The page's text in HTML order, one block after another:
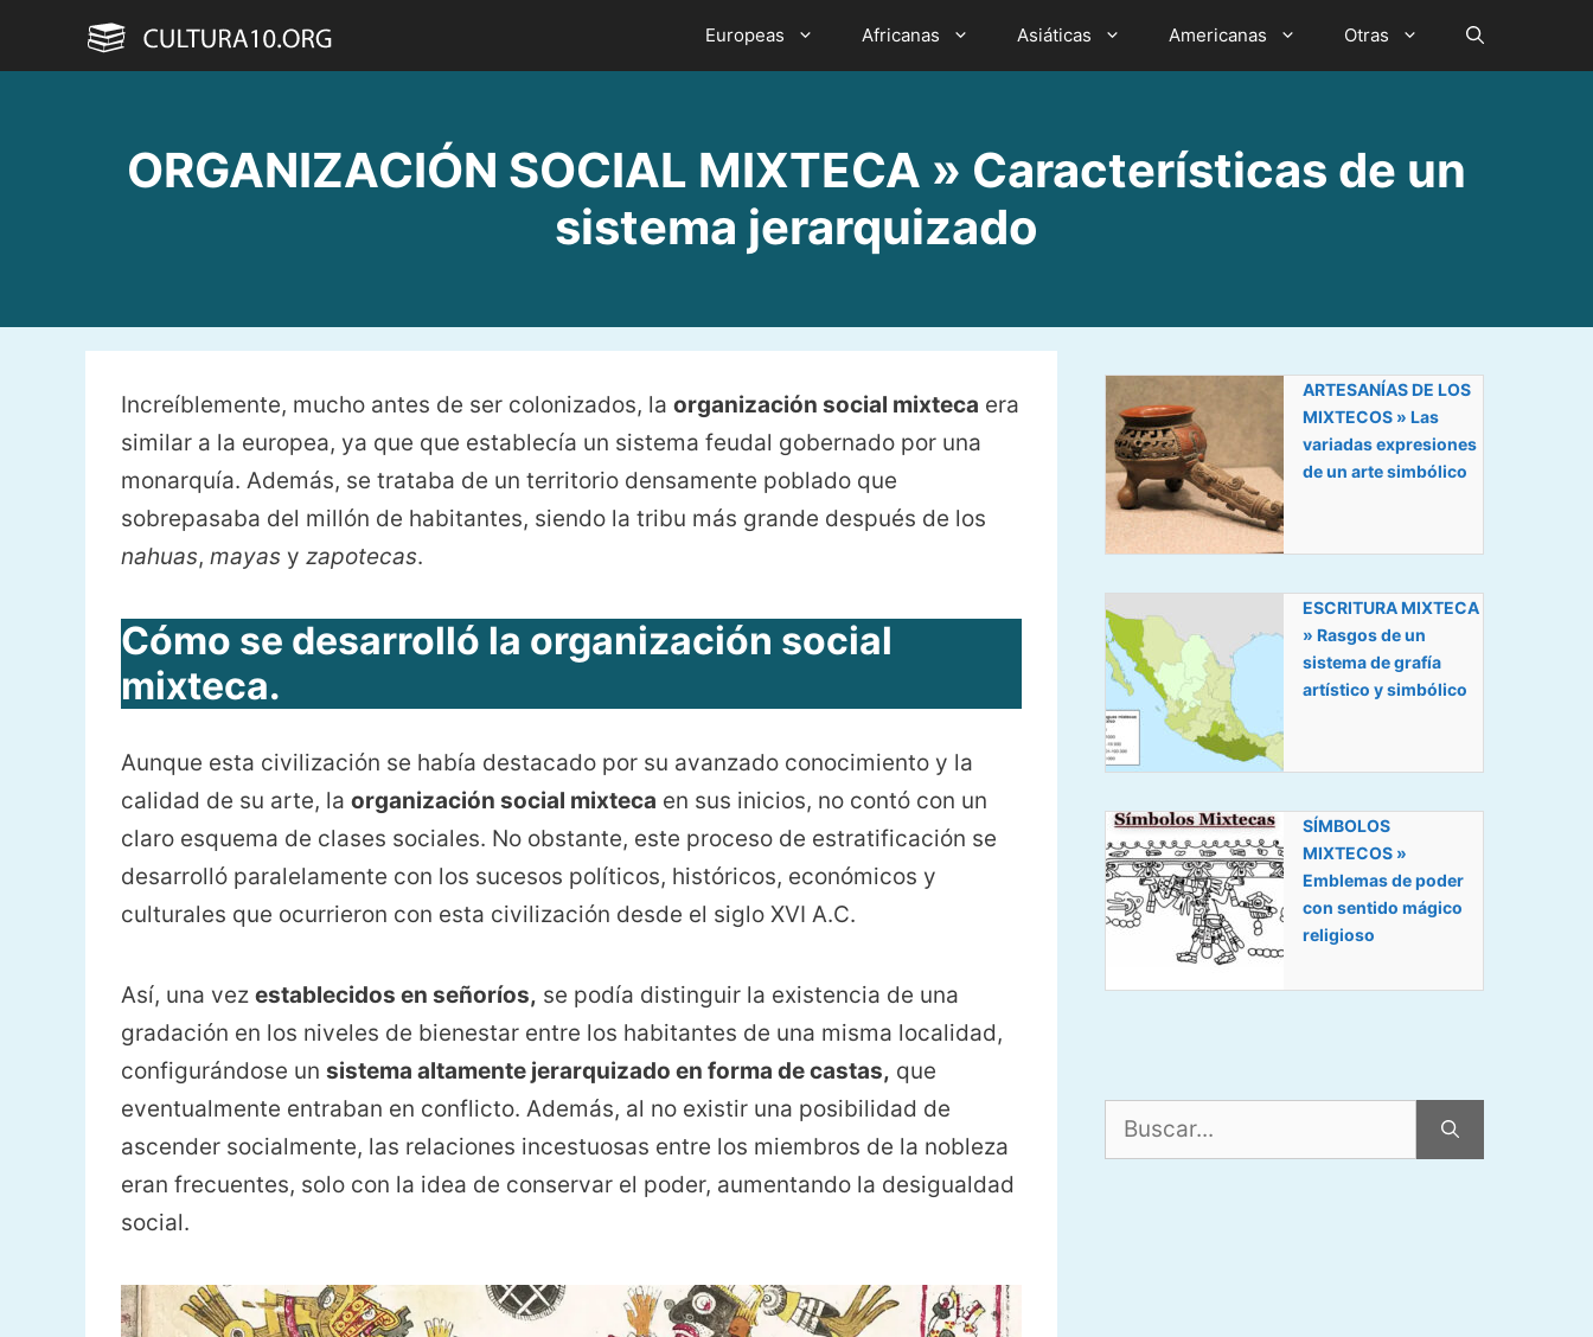
Europeas Africanas Asiáticas Americanas Otras
ORGANIZACIÓN SOCIAL MIXTECA » Características de un
sistema jerarquizado
Increíblemente, mucho antes de ser colonizados, la organización social mixteca era
similar a la europea, ya que que establecía un sistema feudal gobernado por una
monarquía. Además, se trataba de un territorio densamente poblado que
sobrepasaba del millón de habitantes, siendo la tribu más grande después de los
nahuas, mayas y zapotecas.
Cómo se desarrolló la organización social
mixteca.
Aunque esta civilización se había destacado por su avanzado conocimiento y la
calidad de su arte, la organización social mixteca en sus inicios, no contó con un
claro esquema de clases sociales. No obstante, este proceso de estratificación se
desarrolló paralelamente con los sucesos políticos, históricos, económicos y
culturales que ocurrieron con esta civilización desde el siglo XVI A.C.
Así, una vez establecidos en señoríos, se podía distinguir la existencia de una
gradación en los niveles de bienestar entre los habitantes de una misma localidad,
configurándose un sistema altamente jerarquizado en forma de castas, que
eventualmente entraban en conflicto. Además, al no existir una posibilidad de
ascender socialmente, las relaciones incestuosas entre los miembros de la nobleza
eran frecuentes, solo con la idea de conservar el poder, aumentando la desigualdad
social.
ARTESANÍAS DE LOS
MIXTECOS » Las
variadas expresiones
de un arte simbólico
ESCRITURA MIXTECA
» Rasgos de un
sistema de grafía
artístico y simbólico
SÍMBOLOS
MIXTECOS »
Emblemas de poder
con sentido mágico
religioso